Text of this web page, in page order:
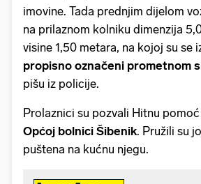
imovine. Tada prednjim dijelom
na prilaznom kolniku dimenzija
visine 1,50 metara, na kojoj su se
propisno označeni prometnom
pišu iz policije.
Prolaznici su pozvali Hitnu
Općoj bolnici Šibenik. Pružili su
puštena na kućnu njegu.